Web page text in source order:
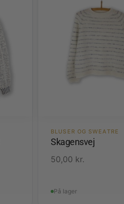
BLUSER OG SWEATRE
Skagensvej
50,00 kr.
På lager